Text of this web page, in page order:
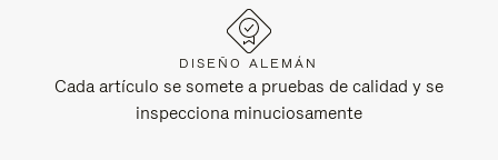
DISEÑO ALEMÁN
Cada artículo se somete a pruebas de calidad y se
inspecciona minuciosamente